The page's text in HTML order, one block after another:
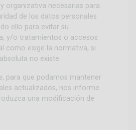
organizativa necesarias para
de los datos personales
ello para evitar su
y/o tratamientos o accesos
como exige la normativa, si
no existe.
para que podamos mantener
actualizados, nos informe
una modificación de